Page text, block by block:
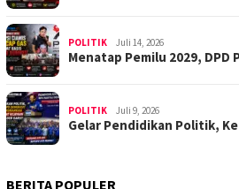
POLITIK Juli 14, 2026
Menatap Pemilu 2029, DPD
POLITIK Juli 9, 2026
Gelar Pendidikan Politik,
BERITA POPULER